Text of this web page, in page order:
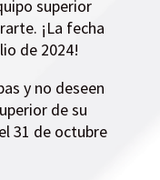
superior
¡La fecha
de 2024!
y no deseen
de su
31 de octubre